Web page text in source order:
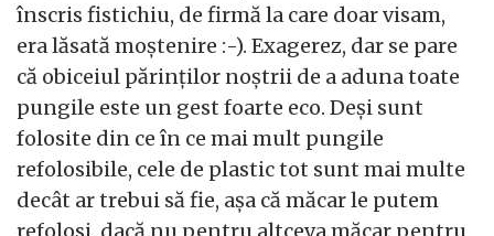
înscris fistichiu, de firmă la care doar visam,
era lăsată moștenire :-). Exagerez, dar se pare
că obiceiul părinților noștrii de a aduna toate
pungile este un gest foarte eco. Deși sunt
folosite din ce în ce mai mult pungile
refolosibile, cele de plastic tot sunt mai multe
decât ar trebui să fie, așa că măcar le putem
refolosi, dacă nu pentru altceva măcar pentru